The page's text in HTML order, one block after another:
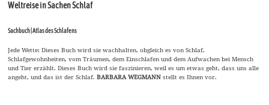
Weltreise in Sachen Schlaf
Sachbuch | Atlas des Schlafens
Jede Wette: Dieses Buch wird sie wachhalten, obgleich es von Schlaf,
Schlafgewohnheiten, vom Träumen, dem Einschlafen und dem Aufwachen bei Mensch
und Tier erzählt. Dieses Buch wird sie faszinieren, weil es um etwas geht, dass uns alle
angeht, und das ist der Schlaf.BARBARA WEGMANNstellt es Ihnen vor.